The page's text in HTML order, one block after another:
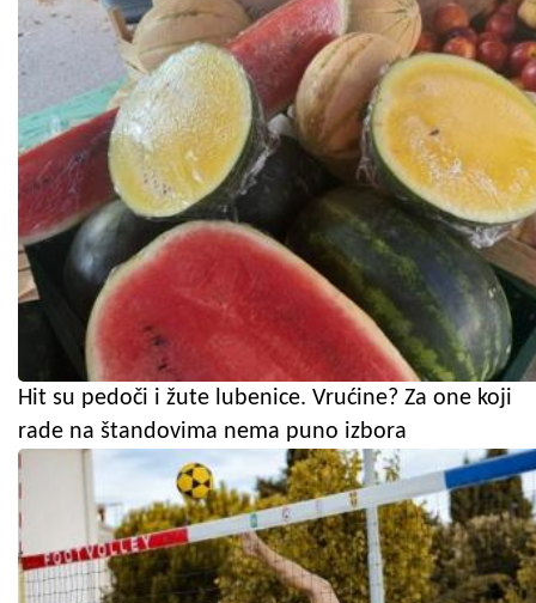
Hit su pedoči i žute lubenice. Vrućine? Za one koji
rade na štandovima nema puno izbora